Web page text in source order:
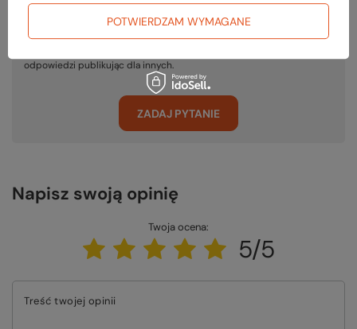
Potrzebujesz pomocy? Masz pytania?
odpowiedzi publikując dla innych.
ZADAJ PYTANIE
Napisz swoją opinię
Twoja ocena:
5/5
Treść twojej opinii
POTWIERDZAM WYMAGANE